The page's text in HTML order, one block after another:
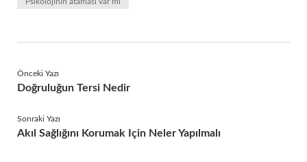
Önceki Yazı
Doğruluğun Tersi Nedir
Sonraki Yazı
Akıl Sağlığını Korumak Için Neler Yapılmalı